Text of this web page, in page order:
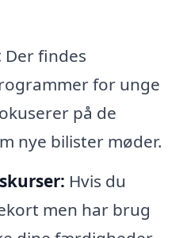
Der findes
for unge
på de
nye bilister møder.
Hvis du
men har brug